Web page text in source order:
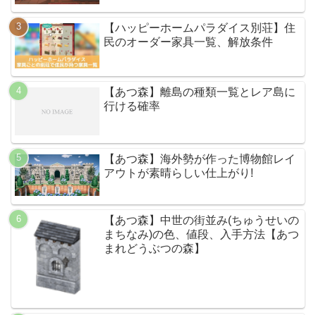
【ハッピーホームパラダイス別荘】住
民のオーダー家具一覧、解放条件
【あつ森】離島の種類一覧とレア島に
行ける確率
【あつ森】海外勢が作った博物館レイ
アウトが素晴らしい仕上がり!
【あつ森】中世の街並み(ちゅうせいの
まちなみ)の色、値段、入手方法【あつ
まれどうぶつの森】